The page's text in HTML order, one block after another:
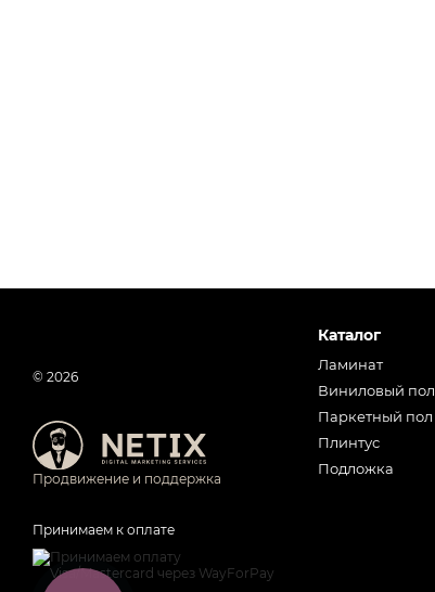
© 2026
Продвижение и поддержка
Принимаем к оплате
Каталог
Ламинат
Виниловый пол
Паркетный пол
Плинтус
Подложка